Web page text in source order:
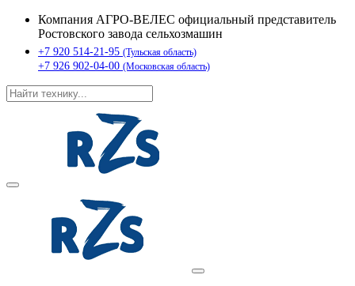
Компания АГРО-ВЕЛЕС официальный представитель
Ростовского завода сельхозмашин
+7 920 514-21-95 (Тульская область)
+7 926 902-04-00 (Московская область)